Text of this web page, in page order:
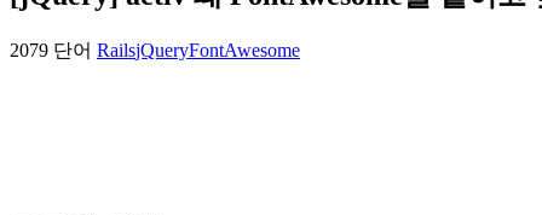
2079 단어 RailsjQueryFontAwesome